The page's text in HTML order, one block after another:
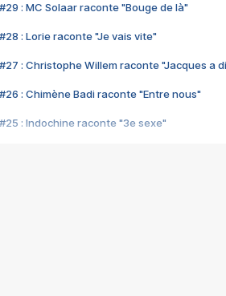
#29 : MC Solaar raconte "Bouge de là"
#28 : Lorie raconte "Je vais vite"
#27 : Christophe Willem raconte "Jacques a
#26 : Chimène Badi raconte "Entre nous"
#25 : Indochine raconte "3e sexe"